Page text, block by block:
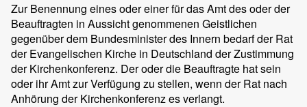
Zur Benennung eines oder einer für das Amt des oder der
Beauftragten in Aussicht genommenen Geistlichen
gegenüber dem Bundesminister des Innern bedarf der Rat
der Evangelischen Kirche in Deutschland der Zustimmung
der Kirchenkonferenz. Der oder die Beauftragte hat sein
oder ihr Amt zur Verfügung zu stellen, wenn der Rat nach
Anhörung der Kirchenkonferenz es verlangt.